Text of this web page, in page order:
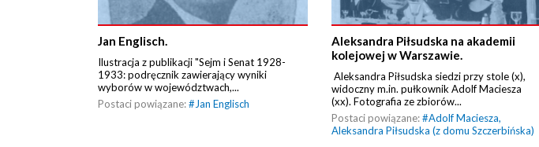
Jan Englisch.
Ilustracja z publikacji "Sejm i Senat 1928-
1933: podręcznik zawierający wyniki
wyborów w województwach,...
Postaci powiązane:# Jan Englisch
Aleksandra Piłsudska na akademii
kolejowej w Warszawie.
Aleksandra Piłsudska siedzi przy stole (x),
widoczny m.in. pułkownik Adolf Maciesza
(xx). Fotografia ze zbiorów...
Postaci powiązane:#Adolf Maciesza,
Aleksandra Piłsudska (z domu Szczerbińska)